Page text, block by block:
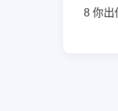
8 你出